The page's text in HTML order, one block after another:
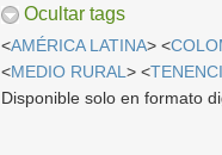
Ocultar tags
<AMÉRICA LATINA> <
<MEDIO RURAL> <
Disponible solo en formato